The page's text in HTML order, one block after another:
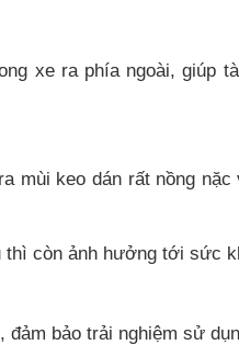
xe ra phía ngoài, giúp
mùi keo dán rất nồng
còn ảnh hưởng tới sức
bảo trải nghiệm sử